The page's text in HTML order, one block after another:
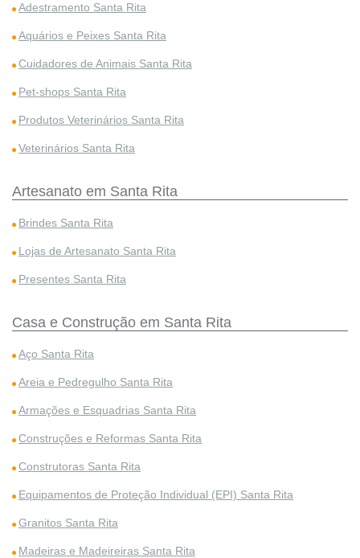
Adestramento Santa Rita
Aquários e Peixes Santa Rita
Cuidadores de Animais Santa Rita
Pet-shops Santa Rita
Produtos Veterinários Santa Rita
Veterinários Santa Rita
Artesanato em Santa Rita
Brindes Santa Rita
Lojas de Artesanato Santa Rita
Presentes Santa Rita
Casa e Construção em Santa Rita
Aço Santa Rita
Areia e Pedregulho Santa Rita
Armações e Esquadrias Santa Rita
Construções e Reformas Santa Rita
Construtoras Santa Rita
Equipamentos de Proteção Individual (EPI) Santa Rita
Granitos Santa Rita
Madeiras e Madeireiras Santa Rita